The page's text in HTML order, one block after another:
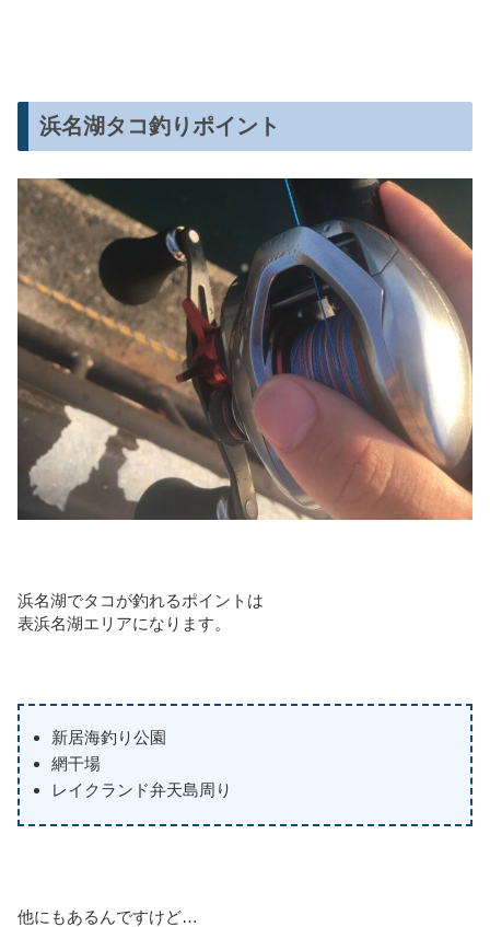
浜名湖タコ釣りポイント
浜名湖でタコが釣れるポイントは
表浜名湖エリアになります。
新居海釣り公園
網干場
レイクランド弁天島周り
他にもあるんですけど…